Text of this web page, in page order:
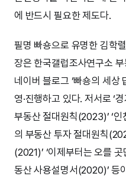
에 반드시 필요한 제도다.
필명 빠숑으로 유명한 김학
장은 한국갤럽조사연구소
네이버 블로그 ‘빠숑의 세상
영·진행하고 있다. 저서로 ‘
부동산 절대원칙(2023)’ ‘
의 부동산 투자 절대원칙
(2021)’ ‘이제부터는 오를
동산 사용설명서(2020)’ 등